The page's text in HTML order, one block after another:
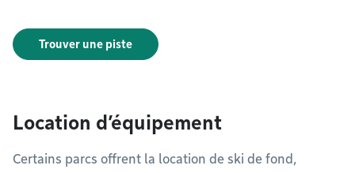
Trouver une piste
Location d’équipement
Certains parcs offrent la location de ski de fond,